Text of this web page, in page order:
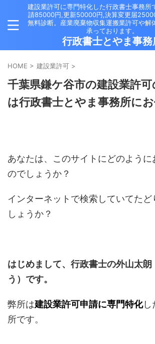
建設業許可に専門特化した行政書士事務所
請85000円,更新50000円,決算変更届
無料診断。産業廃棄物収集運搬業許可や解
承っております。
行政書士とやま事務
HOME > 建設業許可 >
千葉県鎌ケ谷市の建設業許
は行政書士とやま事務所にお
あなたは、このサイトにどのように
のでしょうか？
インターネットで検索していてた
しょうか？
はじめまして、行政書士の外山太朗
う）です。
弊所は建設業許可申請に専門特化し
所です。